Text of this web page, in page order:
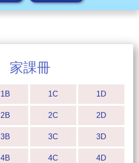
家課冊
1B 1C 1D
2B 2C 2D
3B 3C 3D
4B 4C 4D